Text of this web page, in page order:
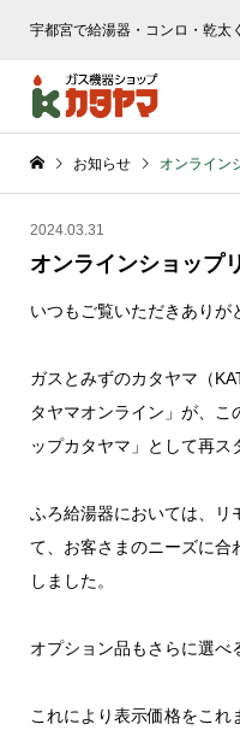
宇都宮で給湯器・コンロ・乾太
お知らせ オンライン
2024.03.31
オンラインショップ
いつもご覧いただきありが
ガスとみずのカタヤマ（
タヤマオンライン」が、こ
ップカタヤマ」として再ス
ふろ給湯器においては、リ
て、お客さまのニーズに合
しました。
オプション品もさらに選べ
これにより表示価格をこ